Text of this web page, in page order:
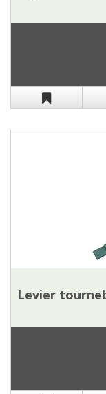
Levier